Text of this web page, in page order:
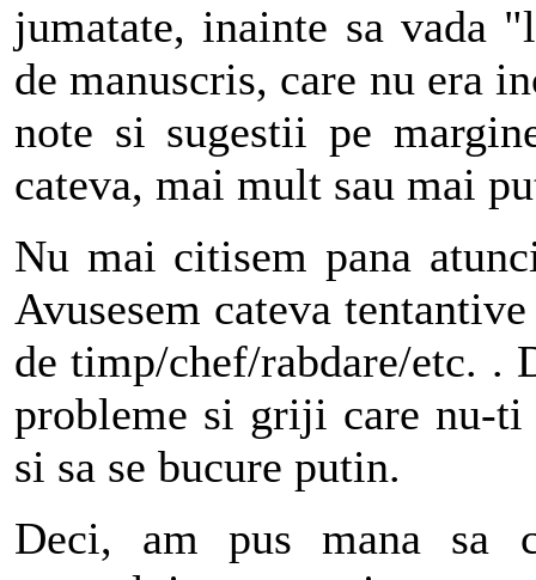
jumatate, inainte sa
de manuscris, care nu era
note si sugestii pe
cateva, mai mult sau mai
Nu mai citisem pana
Avusesem cateva
de timp/chef/rabdare/etc. .
probleme si griji care nu-ti
si sa se bucure putin.
Deci, am pus mana sa